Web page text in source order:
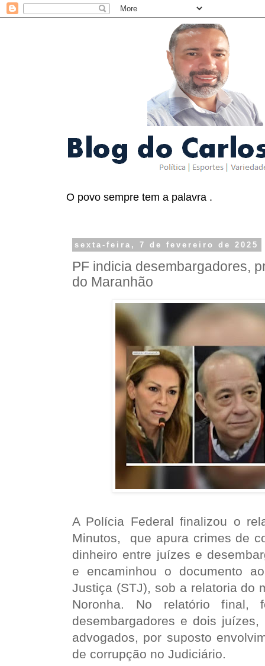
O povo sempre tem a palavra .
sexta-feira, 7 de fevereiro de 2025
PF indicia desembargadores,
do Maranhão
A Polícia Federal finalizou o
Minutos, que apura crimes de
dinheiro entre juízes e
e encaminhou o documento
Justiça (STJ), sob a relatoria do
Noronha. No relatório final,
desembargadores e dois
advogados, por suposto
de corrupção no Judiciário.